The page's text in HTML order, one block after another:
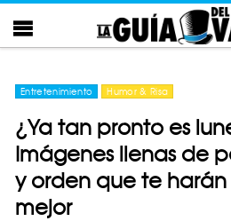
Entretenimiento Humor & Risa
¿Ya tan pronto es
Imágenes llenas de
y orden que te harán
mejor